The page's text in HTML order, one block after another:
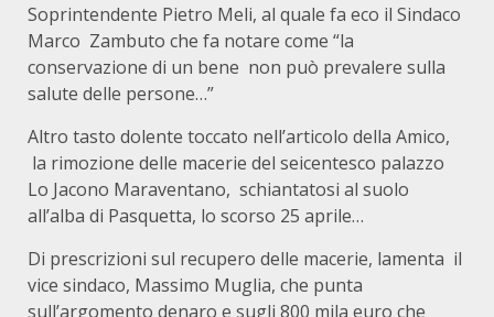
Soprintendente Pietro Meli, al quale fa eco il Sindaco
Marco Zambuto che fa notare come “la
conservazione di un bene non può prevalere sulla
salute delle persone…”
Altro tasto dolente toccato nell’articolo della Amico,
la rimozione delle macerie del seicentesco palazzo
Lo Jacono Maraventano, schiantatosi al suolo
all’alba di Pasquetta, lo scorso 25 aprile…
Di prescrizioni sul recupero delle macerie, lamenta il
vice sindaco, Massimo Muglia, che punta
sull’argomento denaro e sugli 800 mila euro che